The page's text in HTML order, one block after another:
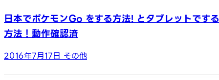
日本でポケモンGo をする方法! とタブレットでする
方法！動作確認済
2016年7月17日 その他